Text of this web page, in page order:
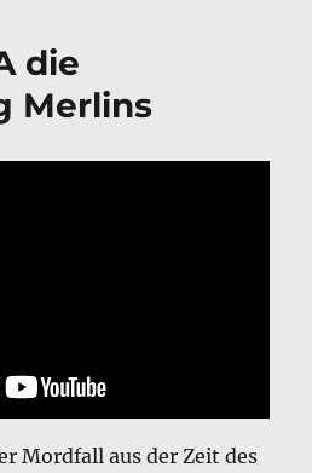
die
Merlins
Mordfall aus der Zeit des